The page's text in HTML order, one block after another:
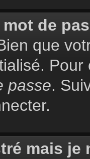
mot de
que
passe.
mais je